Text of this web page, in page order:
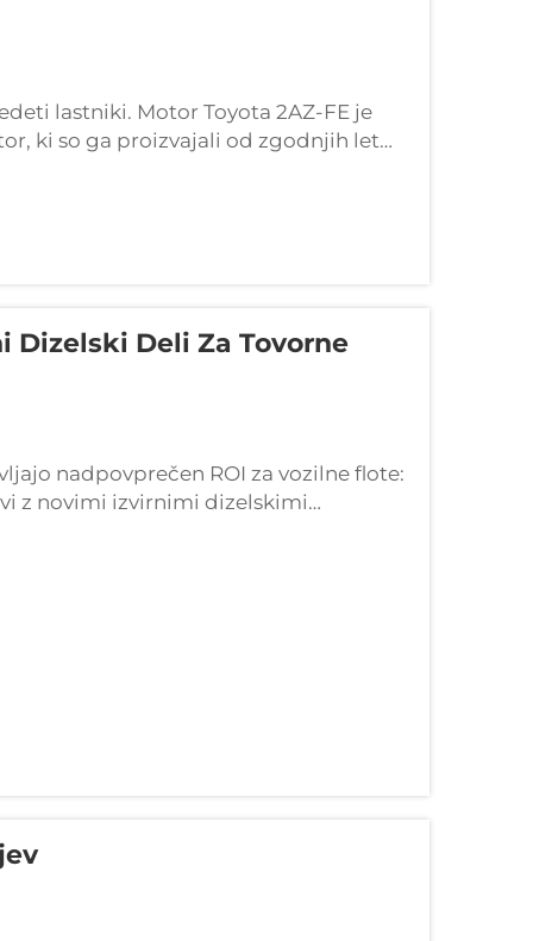
lastniki. Motor Toyota 2AZ-FE je
ki so ga proizvajali od zgodnjih let
vzdržljivosti pri vsakodnevni uporabi.
Dizelski Deli Za Tovorne
nadpovprečen ROI za vozilne flote:
z novimi izvirnimi dizelskimi
deli običajno prihranijo med 30 in
OEM iz tovarne...